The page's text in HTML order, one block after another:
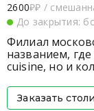
2600₽₽ /
До закрытия:
Филиал
названием,
cuisine, но и
не больше, чем
аукционе
Заказать